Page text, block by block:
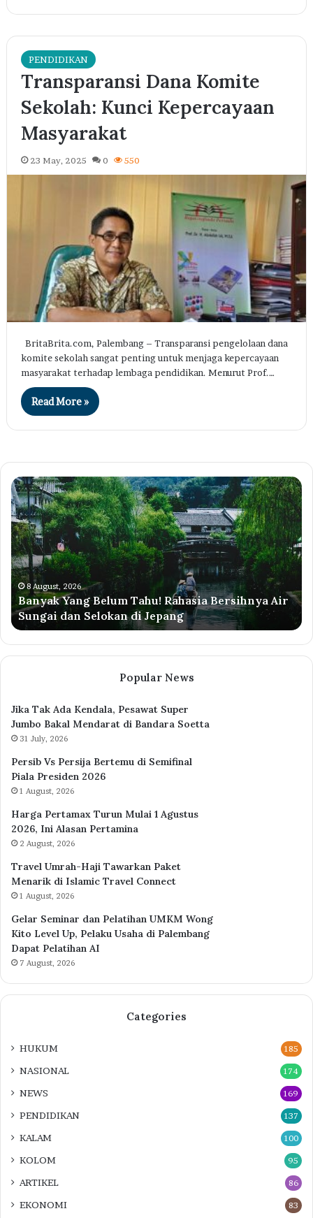
PENDIDIKAN
Transparansi Dana Komite
Sekolah: Kunci Kepercayaan
Masyarakat
23 May, 2025 0 550
BritaBrita.com, Palembang – Transparansi pengelolaan dana
komite sekolah sangat penting untuk menjaga kepercayaan
masyarakat terhadap lembaga pendidikan. Menurut Prof.…
Read More »
Banyak
Yang
Belum
Tahu!
Rahasia
Bersihnya
Air
Sungai
dan
Selokan
di
Jepang
8 August, 2026
Banyak Yang Belum Tahu! Rahasia Bersihnya Air
Sungai dan Selokan di Jepang
50
Popular News
Jika Tak Ada Kendala, Pesawat Super
Jumbo Bakal Mendarat di Bandara Soetta
31 July, 2026
Persib Vs Persija Bertemu di Semifinal
Piala Presiden 2026
1 August, 2026
Harga Pertamax Turun Mulai 1 Agustus
2026, Ini Alasan Pertamina
2 August, 2026
Travel Umrah-Haji Tawarkan Paket
Menarik di Islamic Travel Connect
1 August, 2026
Gelar Seminar dan Pelatihan UMKM Wong
Kito Level Up, Pelaku Usaha di Palembang
Dapat Pelatihan AI
7 August, 2026
Categories
HUKUM 185
NASIONAL 174
NEWS 169
PENDIDIKAN 137
KALAM 100
KOLOM 95
ARTIKEL 86
EKONOMI 83